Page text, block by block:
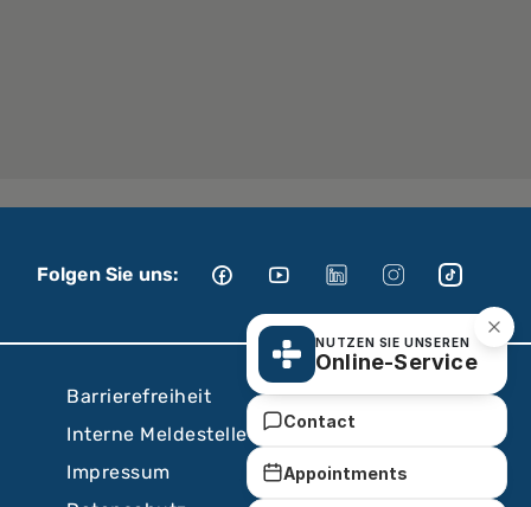
Folgen Sie uns:
Barrierefreiheit
Interne Meldestelle
Impressum
NUTZEN SIE UNSEREN
Online-Service
Contact
Appointments